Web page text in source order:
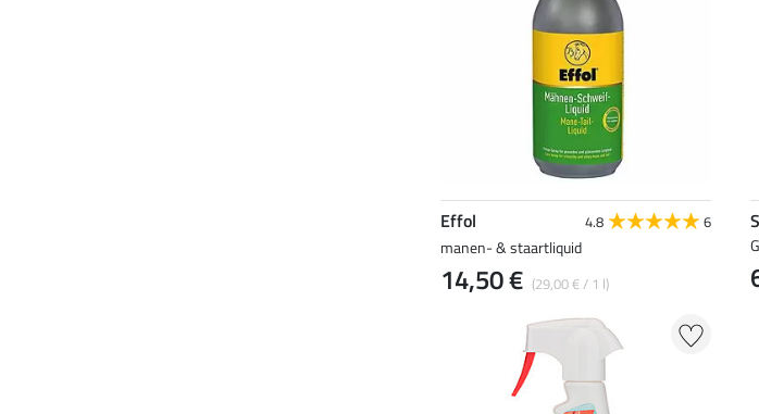
Effol 4.8 6
manen- & staartliquid
14,50 € (29,00 € / 1 l)